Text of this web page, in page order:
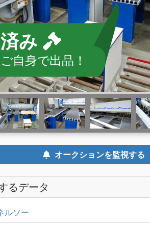
み
自身で出品！
オークションを監視する
るデータ
ルソー